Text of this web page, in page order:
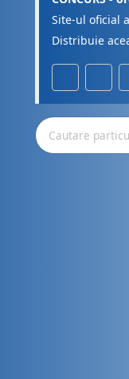
Site-ul oficial
Distribuie